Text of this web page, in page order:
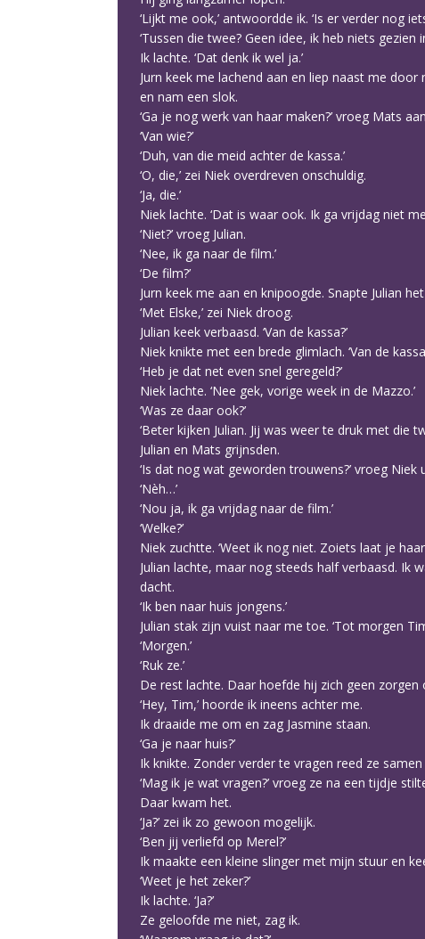
‘Lijkt me ook,’ antwoordde ik. ‘Is er verder nog
‘Tussen die twee? Geen idee, ik heb niets
Ik lachte. ‘Dat denk ik wel ja.’
Jurn keek me lachend aan en liep naast me
en nam een slok.
‘Ga je nog werk van haar maken?’ vroeg Mats
‘Van wie?’
‘Duh, van die meid achter de kassa.’
‘O, die,’ zei Niek overdreven onschuldig.
‘Ja, die.’
Niek lachte. ‘Dat is waar ook. Ik ga vrijdag niet
‘Niet?’ vroeg Julian.
‘Nee, ik ga naar de film.’
‘De film?’
Jurn keek me aan en knipoogde. Snapte Julian
‘Met Elske,’ zei Niek droog.
Julian keek verbaasd. ‘Van de kassa?’
Niek knikte met een brede glimlach. ‘Van de kassa
‘Heb je dat net even snel geregeld?’
Niek lachte. ‘Nee gek, vorige week in de Mazzo.’
‘Was ze daar ook?’
‘Beter kijken Julian. Jij was weer te druk met die
Julian en Mats grijnsden.
‘Is dat nog wat geworden trouwens?’ vroeg Niek
‘Nèh…’
‘Nou ja, ik ga vrijdag naar de film.’
‘Welke?’
Niek zuchtte. ‘Weet ik nog niet. Zoiets laat je
Julian lachte, maar nog steeds half verbaasd.
dacht.
‘Ik ben naar huis jongens.’
Julian stak zijn vuist naar me toe. ‘Tot morgen
‘Morgen.’
‘Ruk ze.’
De rest lachte. Daar hoefde hij zich geen
‘Hey, Tim,’ hoorde ik ineens achter me.
Ik draaide me om en zag Jasmine staan.
‘Ga je naar huis?’
Ik knikte. Zonder verder te vragen reed ze
‘Mag ik je wat vragen?’ vroeg ze na een tijdje
Daar kwam het.
‘Ja?’ zei ik zo gewoon mogelijk.
‘Ben jij verliefd op Merel?’
Ik maakte een kleine slinger met mijn stuur en
‘Weet je het zeker?’
Ik lachte. ‘Ja?’
Ze geloofde me niet, zag ik.